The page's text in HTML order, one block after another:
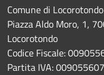
Comune di Locorotondo
Piazza Aldo Moro, 1,
Locorotondo
Codice Fiscale:
Partita IVA: